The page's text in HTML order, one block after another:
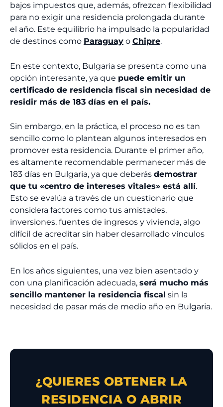
bajos impuestos que, además, ofrezcan flexibilidad
para no exigir una residencia prolongada durante
el año. Este equilibrio ha impulsado la popularidad
de destinos como Paraguay o Chipre.
En este contexto, Bulgaria se presenta como una
opción interesante, ya que puede emitir un
certificado de residencia fiscal sin necesidad de
residir más de 183 días en el país.
Sin embargo, en la práctica, el proceso no es tan
sencillo como lo plantean algunos interesados en
promover esta residencia. Durante el primer año,
es altamente recomendable permanecer más de
183 días en Bulgaria, ya que deberás demostrar
que tu «centro de intereses vitales» está allí.
Esto se evalúa a través de un cuestionario que
considera factores como tus amistades,
inversiones, fuentes de ingresos y vivienda, algo
difícil de acreditar sin haber desarrollado vínculos
sólidos en el país.
En los años siguientes, una vez bien asentado y
con una planificación adecuada, será mucho más
sencillo mantener la residencia fiscal sin la
necesidad de pasar más de medio año en Bulgaria.
¿QUIERES OBTENER LA
RESIDENCIA O ABRIR